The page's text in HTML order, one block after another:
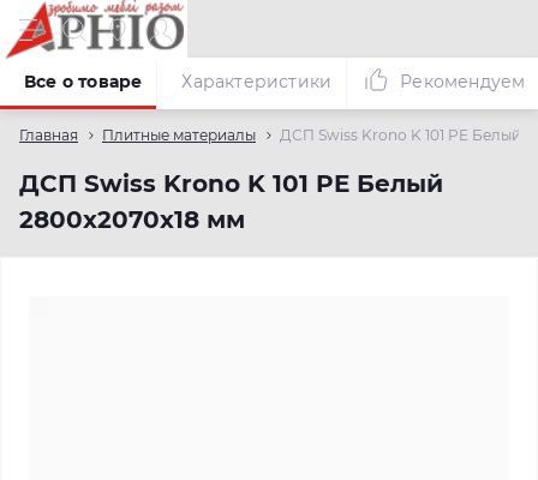
Главная Плитные материалы ДСП Swiss Krono K 101 PE Белый
ДСП Swiss Krono K 101 PE Белый
2800х2070х18 мм
Все о товаре Характеристики Рекомендуем